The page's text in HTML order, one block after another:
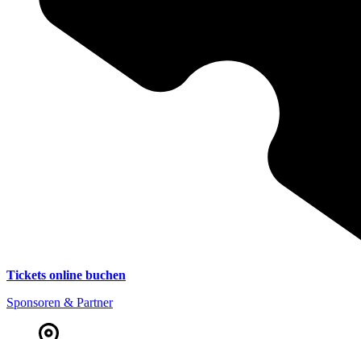
Tickets online buchen
Sponsoren & Partner